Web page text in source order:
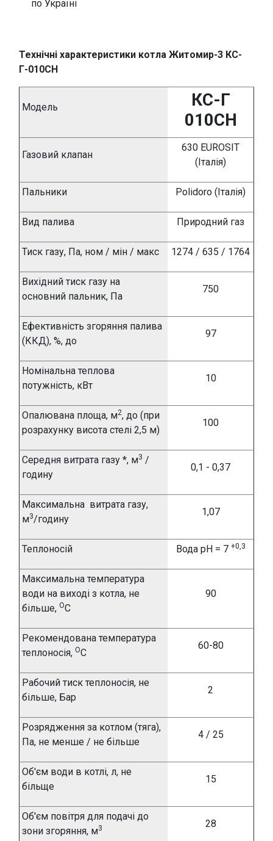
по Україні
Технічні характеристики котла Житомир-3 КС-
Г-010СН
Модель КС-Г
010СН
Газовий клапан
630 EUROSIT
(Італія)
Пальники Polidoro (Італія)
Вид палива Природний газ
Тиск газу, Па, ном / мін / макс 1274 / 635 / 1764
Вихідний тиск газу на
основний пальник, Па
750
Ефективність згоряння палива
(ККД), %, до
97
Номінальна теплова
потужність, кВт
10
Опалювана площа, м2, до (при
розрахунку висота стелі 2,5 м)
100
Середня витрата газу *, м3 /
годину
0,1 - 0,37
Максимальна витрата газу,
м3/годину
1,07
Теплоносій Вода pH = 7 +0,3
Максимальна температура
води на виході з котла, не
більше, ОС
90
Рекомендована температура
теплоносія, ОС
60-80
Рабочий тиск теплоносія, не
більше, Бар
2
Розрядження за котлом (тяга),
Па, не менше / не більше
4 / 25
Об'єм води в котлі, л, не
більще
15
Об'єм повітря для подачі до
зони згоряння, м3 28